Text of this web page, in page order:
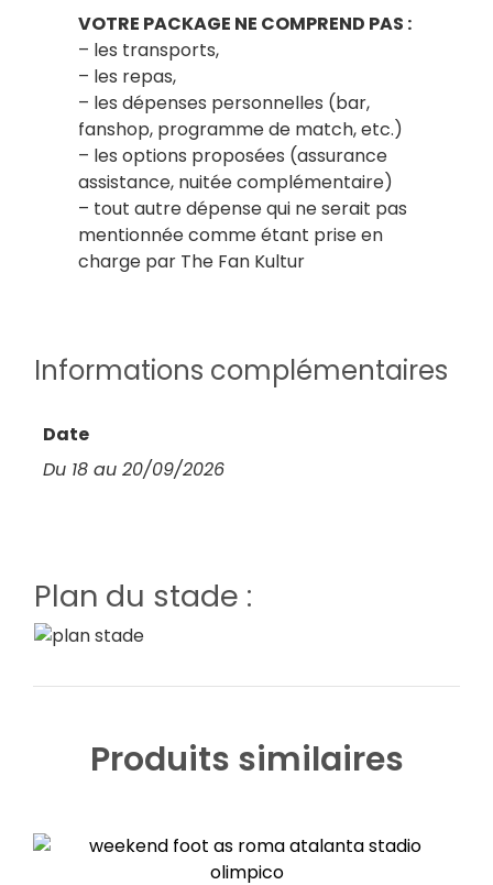
VOTRE PACKAGE NE COMPREND PAS :
– les transports,
– les repas,
– les dépenses personnelles (bar,
fanshop, programme de match, etc.)
– les options proposées (assurance
assistance, nuitée complémentaire)
– tout autre dépense qui ne serait pas
mentionnée comme étant prise en
charge par The Fan Kultur
Informations complémentaires
Date
Du 18 au 20/09/2026
Plan du stade :
Produits similaires